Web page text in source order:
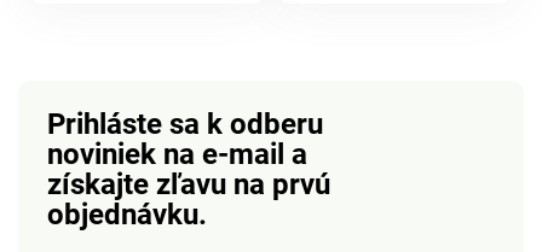
Prihláste sa k odberu
noviniek na e-mail a
získajte zľavu na prvú
objednávku.